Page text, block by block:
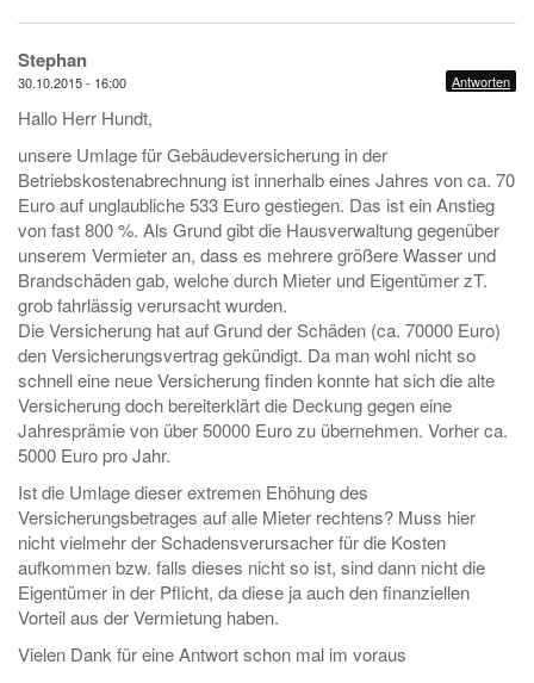
Stephan
30.10.2015 - 16:00 Antworten
Hallo Herr Hundt,
unsere Umlage für Gebäudeversicherung in der
Betriebskostenabrechnung ist innerhalb eines Jahres von ca. 70
Euro auf unglaubliche 533 Euro gestiegen. Das ist ein Anstieg
von fast 800 %. Als Grund gibt die Hausverwaltung gegenüber
unserem Vermieter an, dass es mehrere größere Wasser und
Brandschäden gab, welche durch Mieter und Eigentümer zT.
grob fahrlässig verursacht wurden.
Die Versicherung hat auf Grund der Schäden (ca. 70000 Euro)
den Versicherungsvertrag gekündigt. Da man wohl nicht so
schnell eine neue Versicherung finden konnte hat sich die alte
Versicherung doch bereiterklärt die Deckung gegen eine
Jahresprämie von über 50000 Euro zu übernehmen. Vorher ca.
5000 Euro pro Jahr.
Ist die Umlage dieser extremen Ehöhung des
Versicherungsbetrages auf alle Mieter rechtens? Muss hier
nicht vielmehr der Schadensverursacher für die Kosten
aufkommen bzw. falls dieses nicht so ist, sind dann nicht die
Eigentümer in der Pflicht, da diese ja auch den finanziellen
Vorteil aus der Vermietung haben.
Vielen Dank für eine Antwort schon mal im voraus